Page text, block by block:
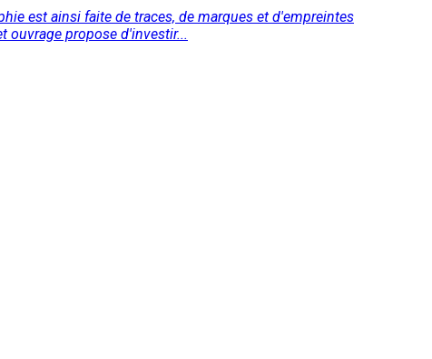
est ainsi faite de traces, de marques et d'empreintes
ouvrage propose d'investir...